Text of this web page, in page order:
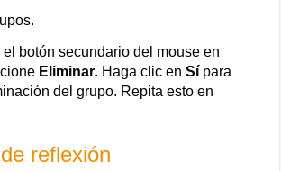
botón secundario del mouse en
Eliminar. Haga clic enSí para
del grupo. Repita esto en
reflexión